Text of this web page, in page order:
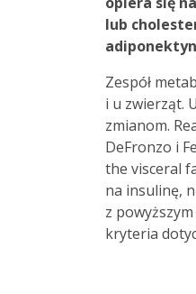
lub
Zespół
i u zwierząt.
zmianom.
DeFronzo i
the visceral
na insulinę,
z
kryteria